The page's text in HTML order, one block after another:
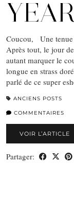
Coucou, Une tenue
Après tout, le jour
autant marquer le
longue en strass
parlé de ce super
ANCIENS POSTS
COMMENTAIRES
VOIR L’ARTICLE
Partager: